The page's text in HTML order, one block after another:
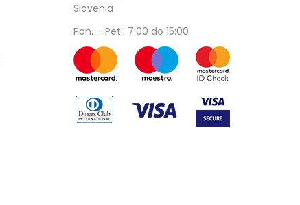
Slovenia
Pon. – Pet.: 7:00 do 15:00